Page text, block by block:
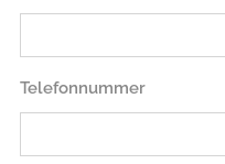
Telefonnummer